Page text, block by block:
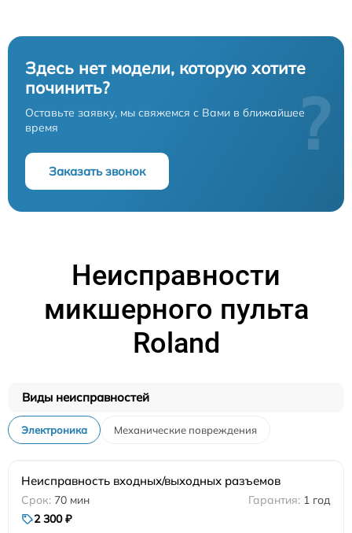
Здесь нет модели, которую хотите
починить?
Оставьте заявку, мы свяжемся с Вами в ближайшее
время
Заказать звонок
?
Неисправности
микшерного пульта
Roland
Виды неисправностей
Электроника Механические повреждения
Неисправность входных/выходных разъемов
70 мин
1 год
2 300 ₽